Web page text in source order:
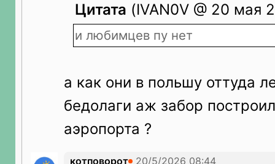
Цитата (IVAN0V @ 20 мая
и любимцев пу нет
а как они в польшу оттуда
бедолаги аж забор
аэропорта ?
котповорот